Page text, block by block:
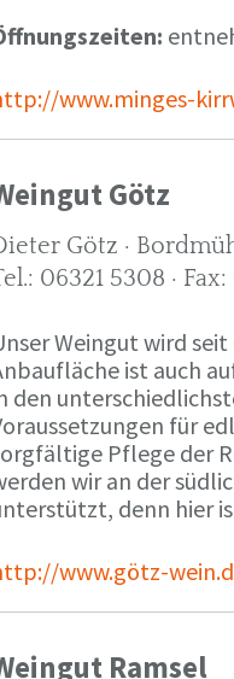
www.minges-
Götz
Götz ·
06321 5308 ·
Weingut wird
ist auch
den
für
Pflege der
wir an der
denn hier
www.götz-
Ramsel